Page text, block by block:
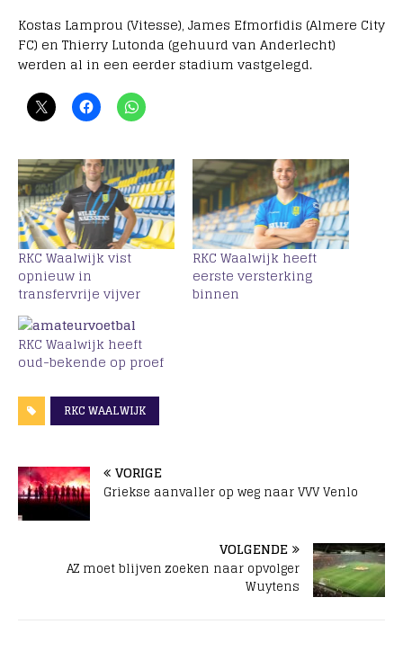
Kostas Lamprou (Vitesse), James Efmorfidis (Almere City
FC) en Thierry Lutonda (gehuurd van Anderlecht)
werden al in een eerder stadium vastgelegd.
RKC Waalwijk vist
opnieuw in
transfervrije vijver
RKC Waalwijk heeft
eerste versterking
binnen
RKC Waalwijk heeft
oud-bekende op proef
RKC WAALWIJK
VORIGE
Griekse aanvaller op weg naar VVV Venlo
VOLGENDE
AZ moet blijven zoeken naar opvolger
Wuytens